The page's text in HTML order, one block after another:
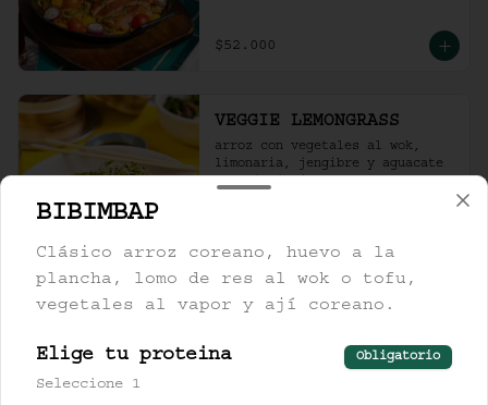
$52.000
VEGGIE LEMONGRASS
arroz con vegetales al wok,
limonaria, jengibre y aguacate
fideos gruesos al wok, con
salsa yakisoba, pollo, tocineta
BIBIMBAP
Clásico arroz coreano, huevo a la
plancha, lomo de res al wok o tofu,
vegetales al vapor y ají coreano.
Elige tu proteina Obligatorio
Seleccione 1